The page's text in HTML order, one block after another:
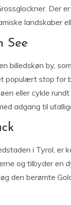
Der
landskaber
See
billedskøn by,
populært stop for
eller cykle
adgang til
i Tyrol, er
og tilbyder en
den berømte